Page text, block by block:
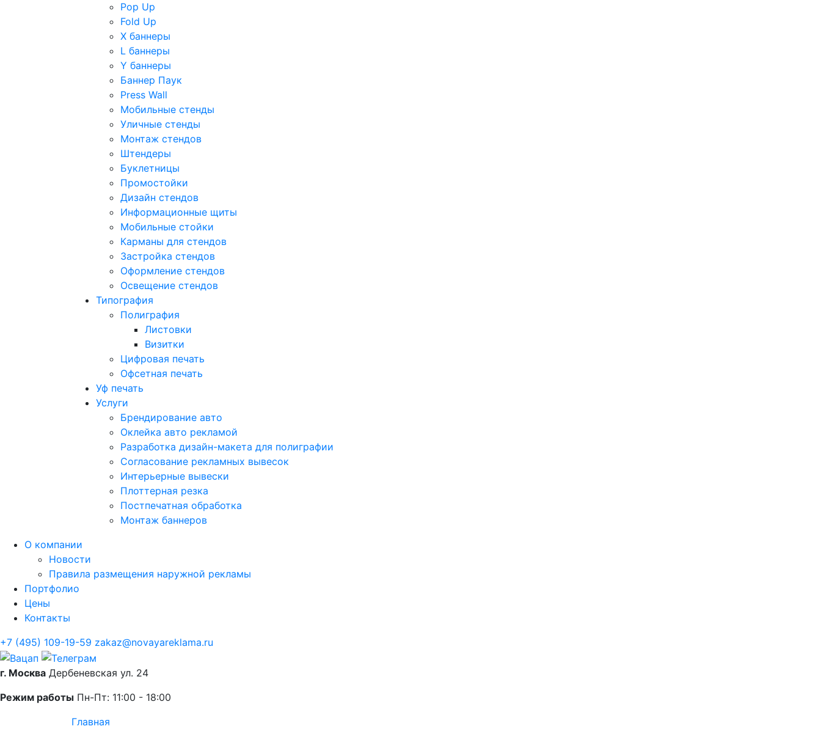
Pop Up
Fold Up
Х баннеры
L баннеры
Y баннеры
Баннер Паук
Press Wall
Мобильные стенды
Уличные стенды
Монтаж стендов
Штендеры
Буклетницы
Промостойки
Дизайн стендов
Информационные щиты
Мобильные стойки
Карманы для стендов
Застройка стендов
Оформление стендов
Освещение стендов
Типография
Полиграфия
Листовки
Визитки
Цифровая печать
Офсетная печать
Уф печать
Услуги
Брендирование авто
Оклейка авто рекламой
Разработка дизайн-макета для полиграфии
Согласование рекламных вывесок
Интерьерные вывески
Плоттерная резка
Постпечатная обработка
Монтаж баннеров
О компании
Новости
Правила размещения наружной рекламы
Портфолио
Цены
Контакты
+7 (495) 109-19-59 zakaz@novayareklama.ru
г. Москва Дербеневская ул. 24
Режим работы Пн-Пт: 11:00 - 18:00
Главная